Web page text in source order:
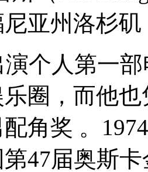
亚州洛杉
演个人第一
圈，而他
角奖 。
47届奥斯